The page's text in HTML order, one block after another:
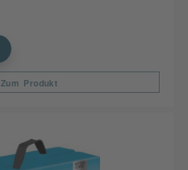
Zum Produkt